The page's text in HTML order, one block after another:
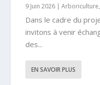
9 Juin 2026 |Arboriculture,
Dans le cadre du
invitons à venir
des...
EN SAVOIR PLUS